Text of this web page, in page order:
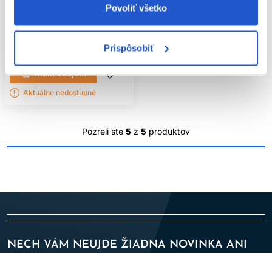
Povoliť všetko
Prispôsobiť
Sibel demineralizovaná voda 5l
Sibel
Mám záujem
Aktuálne nedostupné
Pozreli ste 5 z 5 produktov
NECH VÁM NEUJDE ŽIADNA NOVINKA ANI